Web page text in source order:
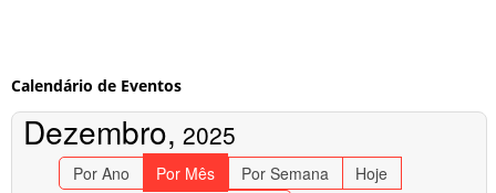
Calendário de Eventos
Dezembro, 2025
Por Ano Por Mês Por Semana
Hoje